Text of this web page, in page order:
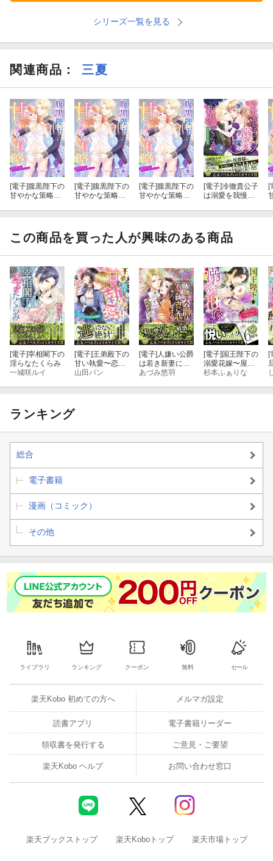
シリーズ一覧を見る
関連商品 ： 三夏
[電子] 腹黒陛下の
甘やかな策略〜
冊版】5話
[電子] 腹黒陛下の
甘やかな策略〜
冊版】1話
[電子] 腹黒陛下の
甘やかな策略〜
冊版】2話
[電子]冷徹貴公子
は溺愛を我慢で
[
この商品を買った人が興味のある商品
[電子]宰相閣下の
淫らなたくらみ
一城咲ルイ
[電子]王弟殿下の
甘い執愛〜恋の
匂いに発情中〜
山田パン
[電子] 人嫌い公爵
は若き新妻に恋
をする
あづみ悠羽
[電子] 国王陛下の
溺愛花嫁〜屋根
裏令嬢の結婚事
杉本ふぁりな
[
ランキング
総合
電子書籍
漫画（コミック）
その他
ライブラリ ランキング クーポン 無料 セール
楽天Kobo 初めての方へ メルマガ設定
読書アプリ 電子書籍リーダー
領収書を発行する ご意見・ご要望
楽天Kobo ヘルプ お問い合わせ窓口
楽天ブックストップ 楽天Koboトップ 楽天市場トップ